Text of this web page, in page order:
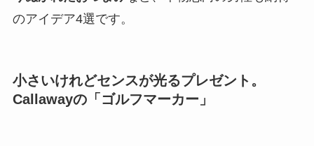
のアイデア4選です。
小さいけれどセンスが光るプレゼント。
Callawayの「ゴルフマーカー」